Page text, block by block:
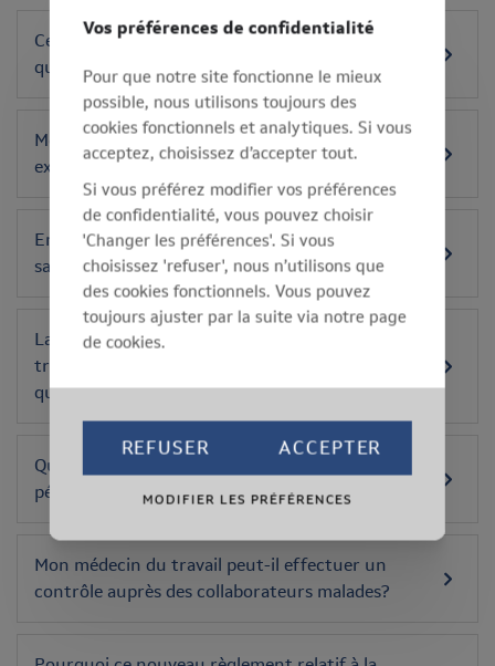
Ces modifications influencent-elles les services
que vous me rendez?
Mon travailleur peut-il encore demander un
examen médical s’il en a besoin?
En quoi consiste précisément la surveillance de
santé au cours de l’année intermédiaire?
La nouvelle périodicité signifie-t-elle que les
travailleurs ne doivent se soumettre à un examen
que tous les 2 ans?
Qu’entend-on précisément par 'nouvelle
périodicité'?
Mon médecin du travail peut-il effectuer un
contrôle auprès des collaborateurs malades?
Vos préférences de confidentialité
Pour que notre site fonctionne le mieux
possible, nous utilisons toujours des
cookies fonctionnels et analytiques. Si vous
acceptez, choisissez d’accepter tout.
Si vous préférez modifier vos préférences
de confidentialité, vous pouvez choisir
'Changer les préférences'. Si vous
choisissez 'refuser', nous n’utilisons que
des cookies fonctionnels. Vous pouvez
toujours ajuster par la suite via notre page
de cookies.
REFUSER ACCEPTER
MODIFIER LES PRÉFÉRENCES